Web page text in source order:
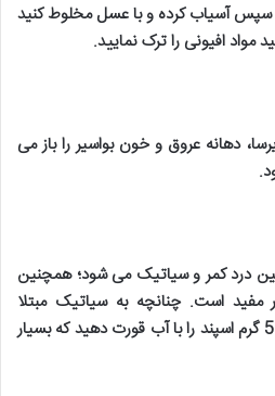
سپس آسیاب کرده و با عسل مخلوط کنید
.
دهانه عروق و خون بواسیر را باز می
.
درد کمر و سیاتیک می شود؛ همچنین
مفید است. چنانچه به سیاتیک مبتلا
هستید به مدت 15 شب مقدار 5 گرم اسپند را با آب قورت دهید که بسیار